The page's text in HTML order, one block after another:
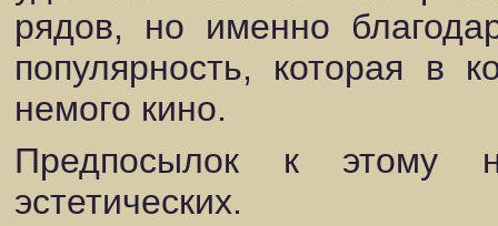
рядов, но именно
популярность, которая в
немого кино.
Предпосылок к этому
эстетических.